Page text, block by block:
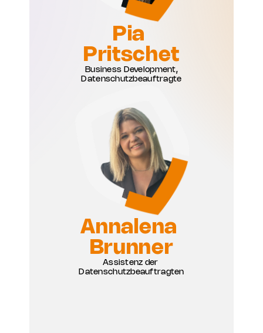
Pia
Pritschet
Business Development,
Datenschutzbeauftragte
Annalena
Brunner
Assistenz der
Datenschutzbeauftragten